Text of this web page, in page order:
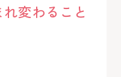
変わること